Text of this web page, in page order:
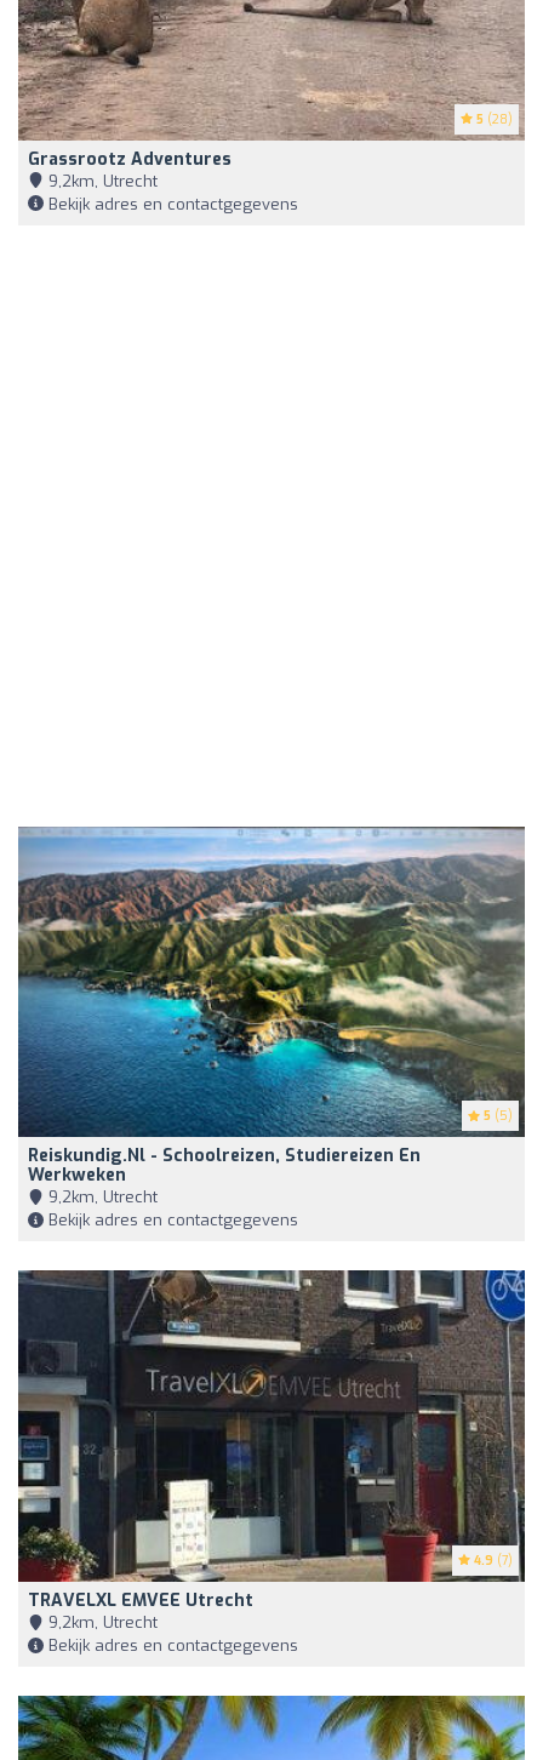
5 (28)
Grassrootz Adventures
9,2km, Utrecht
Bekijk adres en contactgegevens
5 (5)
Reiskundig.nl - Schoolreizen, Studiereizen En
Werkweken
9,2km, Utrecht
Bekijk adres en contactgegevens
4.9 (7)
TRAVELXL EMVEE Utrecht
9,2km, Utrecht
Bekijk adres en contactgegevens